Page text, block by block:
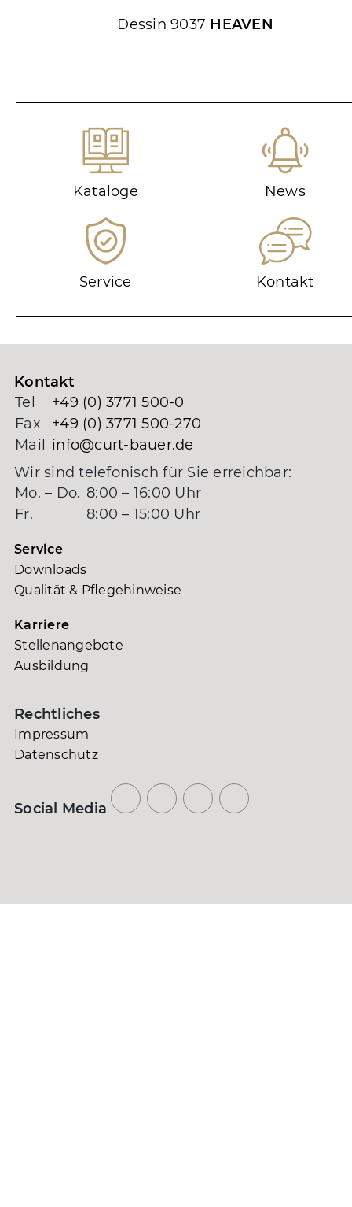
Dessin 9037 HEAVEN
Kataloge News
Service Kontakt
Kontakt
Tel
+49 (0) 3771 500-0
Fax
+49 (0) 3771 500-270
Mail
info@curt-bauer.de
Wir sind telefonisch für Sie erreichbar:
Mo. – Do. 8:00 – 16:00 Uhr
Fr.
8:00 – 15:00 Uhr
Service
Downloads
Qualität & Pflegehinweise
Karriere
Stellenangebote
Ausbildung
Rechtliches
Impressum
Datenschutz
Social Media